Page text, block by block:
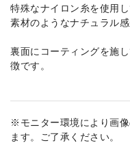
特殊なナイロン糸を使用
素材のようなナチュラル感
裏面にコーティングを施
徴です。
※モニター環境により画
ます。ご了承ください。